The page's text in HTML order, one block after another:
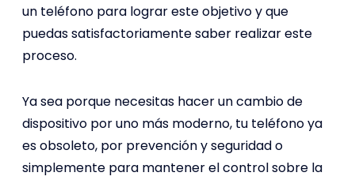
un teléfono para lograr este objetivo y que
puedas satisfactoriamente saber realizar este
proceso.
Ya sea porque necesitas hacer un cambio de
dispositivo por uno más moderno, tu teléfono ya
es obsoleto, por prevención y seguridad o
simplemente para mantener el control sobre la